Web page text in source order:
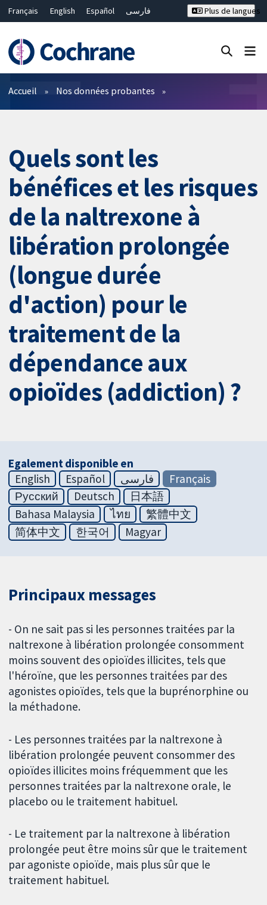
Français English Español
فارسی
Bahasa Malaysia
ไทย
繁體中文
简体中文
Plus de langues
Filtres
Accueil Nos données probantes
Quels sont les
bénéfices et les risques
de la naltrexone à
libération prolongée
(longue durée
d'action) pour le
traitement de la
dépendance aux
opioïdes (addiction) ?
Egalement disponible en
English
Español فارسی
Français
Русский
Deutsch
日本語
Bahasa Malaysia
ไทย
繁體中文
简体中文
한국어 Magyar
Principaux messages
- On ne sait pas si les personnes traitées par la
naltrexone à libération prolongée consomment
moins souvent des opioïdes illicites, tels que
l'héroïne, que les personnes traitées par des
agonistes opioïdes, tels que la buprénorphine ou
la méthadone.
- Les personnes traitées par la naltrexone à
libération prolongée peuvent consommer des
opioïdes illicites moins fréquemment que les
personnes traitées par la naltrexone orale, le
placebo ou le traitement habituel.
- Le traitement par la naltrexone à libération
prolongée peut être moins sûr que le traitement
par agoniste opioïde, mais plus sûr que le
traitement habituel.